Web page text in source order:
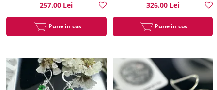
257.00 Lei
Pune in cos
326.00 Lei
Pune in cos